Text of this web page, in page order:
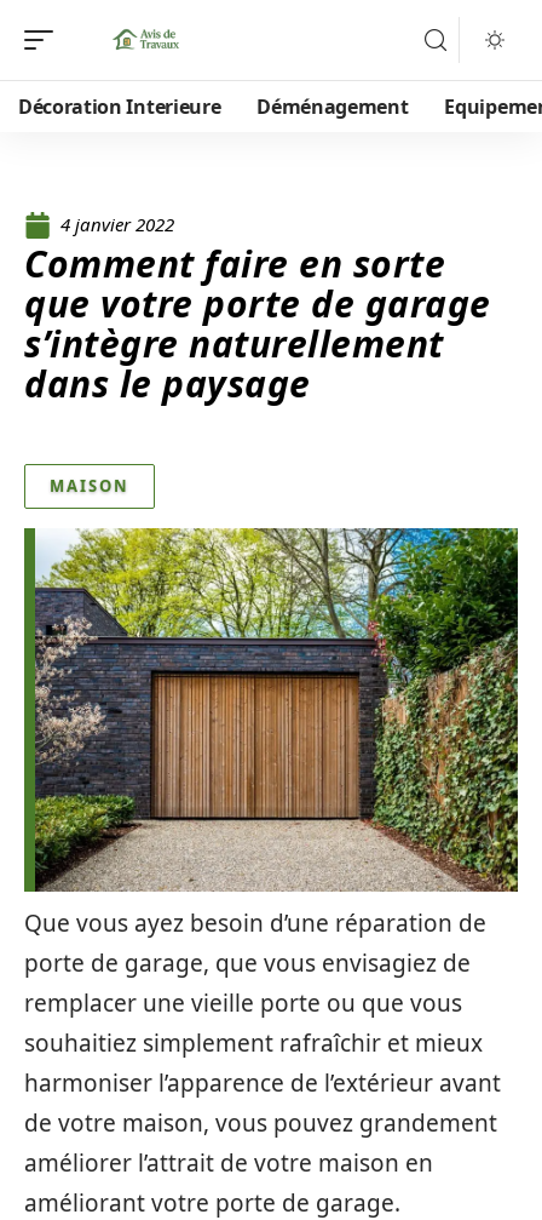
Décoration Interieure Déménagement
4 janvier 2022
Comment faire en sorte
que votre porte de garage
s’intègre naturellement
dans le paysage
MAISON
Que vous ayez besoin d’une réparation de
porte de garage, que vous envisagiez de
remplacer une vieille porte ou que vous
souhaitiez simplement rafraîchir et mieux
harmoniser l’apparence de l’extérieur avant
de votre maison, vous pouvez grandement
améliorer l’attrait de votre maison en
améliorant votre porte de garage.